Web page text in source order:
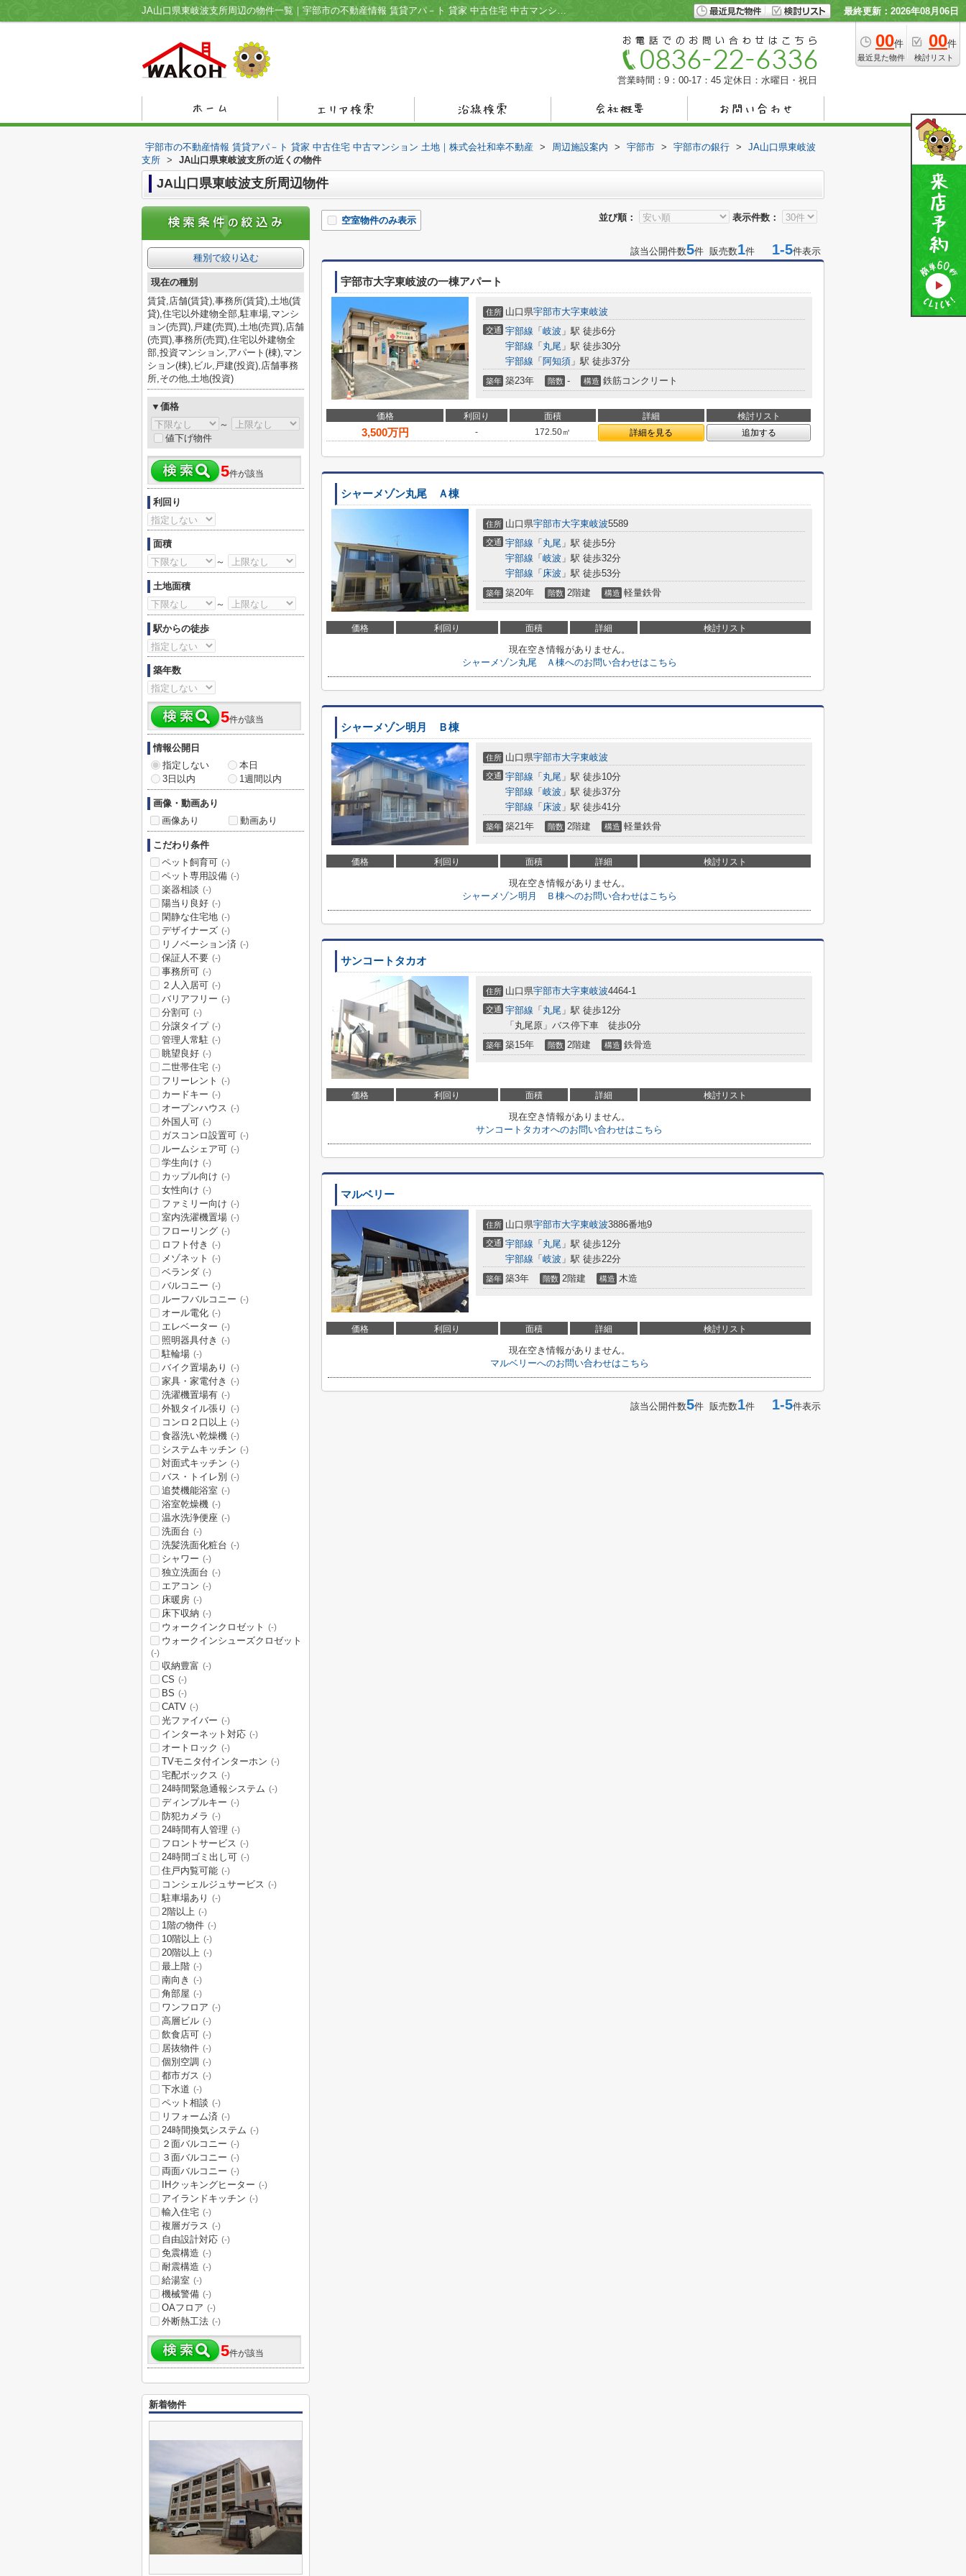
JA山口県東岐波支所周辺の物件一覧｜宇部市の不動産情報 賃貸アパ－ト 貸家 中古住宅 中古マンション 土地｜株式会社和幸不動産 最終更新：2026年08月06日
00件
最近見た物件
00件
検討リスト
営業時間：9：00-17：45 定休日：水曜日・祝日
宇部市の不動産情報 賃貸アパ－ト 貸家 中古住宅 中古マンション 土地｜株式会社和幸不動産 > 周辺施設案内 > 宇部市 > 宇部市の銀行 >
JA山口県東岐波
支所 > JA山口県東岐波支所の近くの物件
JA山口県東岐波支所周辺物件
並び順： 表示件数：
空室物件のみ表示
該当公開件数5件 販売数1件 1-5件表示
宇部市大字東岐波の一棟アパート
住所 山口県宇部市大字東岐波
交通 宇部線 「 岐波 」駅 徒歩6分
宇部線 「 丸尾 」駅 徒歩30分
宇部線 「 阿知須 」駅 徒歩37分
築年 築23年 階数 - 構造 鉄筋コンクリート
価格 利回り 面積 詳細 検討リスト
3,500万円 - 172.50㎡ 詳細を見る 追加する
シャーメゾン丸尾 Ａ棟
住所 山口県宇部市大字東岐波5589
交通 宇部線 「 丸尾 」駅 徒歩5分
宇部線 「 岐波 」駅 徒歩32分
宇部線 「 床波 」駅 徒歩53分
築年 築20年 階数 2階建 構造 軽量鉄骨
価格 利回り 面積 詳細 検討リスト
現在空き情報がありません。
シャーメゾン丸尾 Ａ棟へのお問い合わせはこちら
シャーメゾン明月 Ｂ棟
住所 山口県宇部市大字東岐波
交通 宇部線 「 丸尾 」駅 徒歩10分
宇部線 「 岐波 」駅 徒歩37分
宇部線 「 床波 」駅 徒歩41分
築年 築21年 階数 2階建 構造 軽量鉄骨
価格 利回り 面積 詳細 検討リスト
現在空き情報がありません。
シャーメゾン明月 Ｂ棟へのお問い合わせはこちら
サンコートタカオ
住所 山口県宇部市大字東岐波4464-1
交通 宇部線 「 丸尾 」駅 徒歩12分
「丸尾原」バス停下車 徒歩0分
築年 築15年 階数 2階建 構造 鉄骨造
価格 利回り 面積 詳細 検討リスト
現在空き情報がありません。
サンコートタカオへのお問い合わせはこちら
マルベリー
住所 山口県宇部市大字東岐波3886番地9
交通 宇部線 「 丸尾 」駅 徒歩12分
宇部線 「 岐波 」駅 徒歩22分
築年 築3年 階数 2階建 構造 木造
価格 利回り 面積 詳細 検討リスト
現在空き情報がありません。
マルベリーへのお問い合わせはこちら
該当公開件数5件 販売数1件 1-5件表示
種別で絞り込む
現在の種別
賃貸,店舗(賃貸),事務所(賃貸),土地(賃
貸),住宅以外建物全部,駐車場,マンシ
ョン(売買),戸建(売買),土地(売買),店舗
(売買),事務所(売買),住宅以外建物全
部,投資マンション,アパート(棟),マン
ション(棟),ビル,戸建(投資),店舗事務
所,その他,土地(投資)
▼価格
～
値下げ物件
5件が該当
利回り
面積
～
土地面積
～
駅からの徒歩
築年数
5件が該当
情報公開日
指定しない
本日
3日以内
1週間以内
画像・動画あり
画像あり
動画あり
こだわり条件
ペット飼育可 (-)
ペット専用設備 (-)
楽器相談 (-)
陽当り良好 (-)
閑静な住宅地 (-)
デザイナーズ (-)
リノベーション済 (-)
保証人不要 (-)
事務所可 (-)
２人入居可 (-)
バリアフリー (-)
分割可 (-)
分譲タイプ (-)
管理人常駐 (-)
眺望良好 (-)
二世帯住宅 (-)
フリーレント (-)
カードキー (-)
オープンハウス (-)
外国人可 (-)
ガスコンロ設置可 (-)
ルームシェア可 (-)
学生向け (-)
カップル向け (-)
女性向け (-)
ファミリー向け (-)
室内洗濯機置場 (-)
フローリング (-)
ロフト付き (-)
メゾネット (-)
ベランダ (-)
バルコニー (-)
ルーフバルコニー (-)
オール電化 (-)
エレベーター (-)
照明器具付き (-)
駐輪場 (-)
バイク置場あり (-)
家具・家電付き (-)
洗濯機置場有 (-)
外観タイル張り (-)
コンロ２口以上 (-)
食器洗い乾燥機 (-)
システムキッチン (-)
対面式キッチン (-)
バス・トイレ別 (-)
追焚機能浴室 (-)
浴室乾燥機 (-)
温水洗浄便座 (-)
洗面台 (-)
洗髪洗面化粧台 (-)
シャワー (-)
独立洗面台 (-)
エアコン (-)
床暖房 (-)
床下収納 (-)
ウォークインクロゼット (-)
ウォークインシューズクロゼット
(-)
収納豊富 (-)
CS (-)
BS (-)
CATV (-)
光ファイバー (-)
インターネット対応 (-)
オートロック (-)
TVモニタ付インターホン (-)
宅配ボックス (-)
24時間緊急通報システム (-)
ディンプルキー (-)
防犯カメラ (-)
24時間有人管理 (-)
フロントサービス (-)
24時間ゴミ出し可 (-)
住戸内覧可能 (-)
コンシェルジュサービス (-)
駐車場あり (-)
2階以上 (-)
1階の物件 (-)
10階以上 (-)
20階以上 (-)
最上階 (-)
南向き (-)
角部屋 (-)
ワンフロア (-)
高層ビル (-)
飲食店可 (-)
居抜物件 (-)
個別空調 (-)
都市ガス (-)
下水道 (-)
ペット相談 (-)
リフォーム済 (-)
24時間換気システム (-)
２面バルコニー (-)
３面バルコニー (-)
両面バルコニー (-)
IHクッキングヒーター (-)
アイランドキッチン (-)
輸入住宅 (-)
複層ガラス (-)
自由設計対応 (-)
免震構造 (-)
耐震構造 (-)
給湯室 (-)
機械警備 (-)
OAフロア (-)
外断熱工法 (-)
5件が該当
新着物件